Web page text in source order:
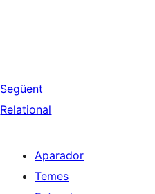
Següent
Relational
Aparador
Temes